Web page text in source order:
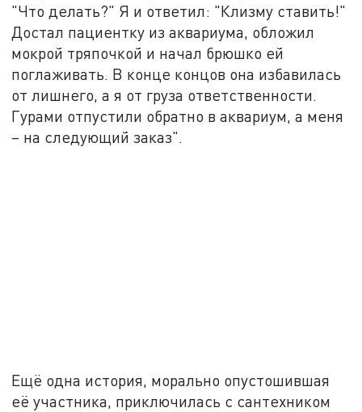
"Что делать?" Я и ответил: "Клизму ставить!"
Достал пациентку из аквариума, обложил
мокрой тряпочкой и начал брюшко ей
поглаживать. В конце концов она избавилась
от лишнего, а я от груза ответственности.
Гурами отпустили обратно в аквариум, а меня
– на следующий заказ".
Ещё одна история, морально опустошившая
её участника, приключилась с сантехником